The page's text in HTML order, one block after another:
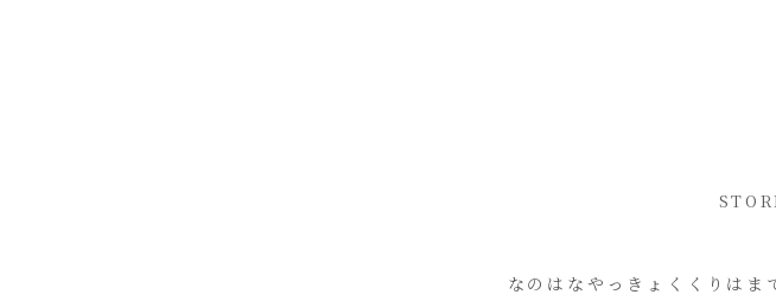
なのはなやっきょくくりはま